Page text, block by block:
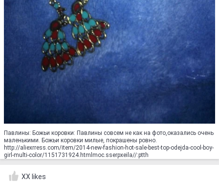
Павлины: Божьи коровки: Павлины совсем не как на фото,оказались очень
маленькими. Божьи коровки милые, покрашены ровно.
http://aliexrress.com/item/2014-new-fashion-hot-sale-best-top-odejda-cool-boy-
girl-multi-color/1151731924.html‮http://aliexpress.com
XX likes